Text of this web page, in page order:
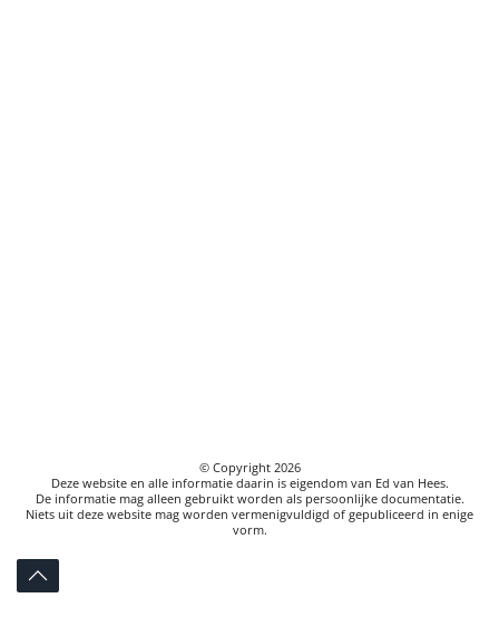
© Copyright 2026
Deze website en alle informatie daarin is eigendom van Ed van Hees.
De informatie mag alleen gebruikt worden als persoonlijke documentatie.
Niets uit deze website mag worden vermenigvuldigd of gepubliceerd in enige
vorm.